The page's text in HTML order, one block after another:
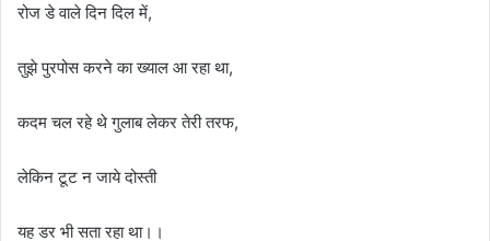
रोज डे वाले दिन दिल में,
तुझे पुरपोस करने का ख्याल आ रहा था,
कदम चल रहे थे गुलाब लेकर तेरी तरफ,
लेकिन टूट न जाये दोस्ती
यह डर भी सता रहा था।।